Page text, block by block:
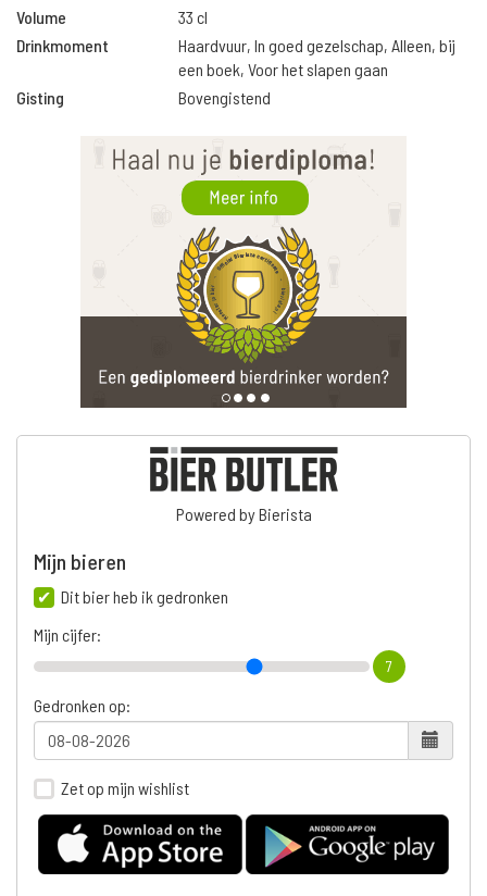
Volume
33 cl
Drinkmoment
Haardvuur, In goed gezelschap, Alleen, bij
een boek, Voor het slapen gaan
Gisting
Bovengistend
Powered by Bierista
Mijn bieren
Dit bier heb ik gedronken
Mijn cijfer:
7
Gedronken op:
Zet op mijn wishlist